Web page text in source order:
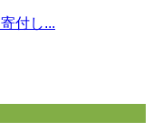
付し...